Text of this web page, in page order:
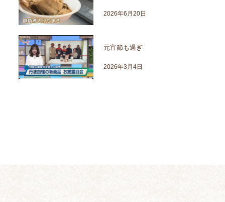
2026年6月20日
元宵節も過ぎ
2026年3月4日